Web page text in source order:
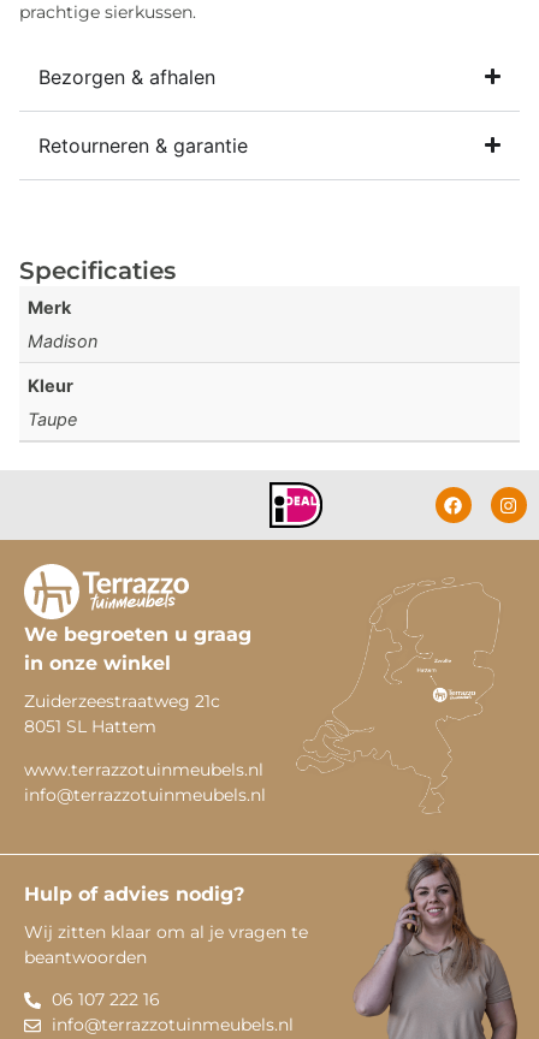
prachtige sierkussen.
Bezorgen & afhalen
Retourneren & garantie
Specificaties
Merk
Madison
Kleur
Taupe
We begroeten u graag
in onze winkel
Zuiderzeestraatweg 21c
8051 SL Hattem
www.terrazzotuinmeubels.nl
info@terrazzotuinmeubels.nl
Hulp of advies nodig?
Wij zitten klaar om al je vragen te
beantwoorden
06 107 222 16
info@terrazzotuinmeubels.nl